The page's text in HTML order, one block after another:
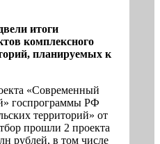
итоги
комплексного
планируемых к
«Современный
госпрограммы РФ
территорий» от
прошли 2 проекта
рублей, в том числе